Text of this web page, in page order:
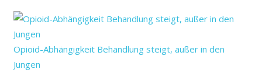
Opioid-Abhängigkeit Behandlung steigt, außer in den
Jungen